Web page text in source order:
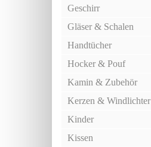
Geschirr
Gläser & Schalen
Handtücher
Hocker & Pouf
Kamin & Zubehör
Kerzen & Windlichter
Kinder
Kissen